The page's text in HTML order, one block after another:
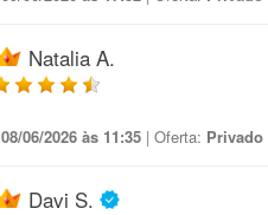
Natalia A.
08/06/2026 às 11:35 | Oferta: Privado
Davi S.